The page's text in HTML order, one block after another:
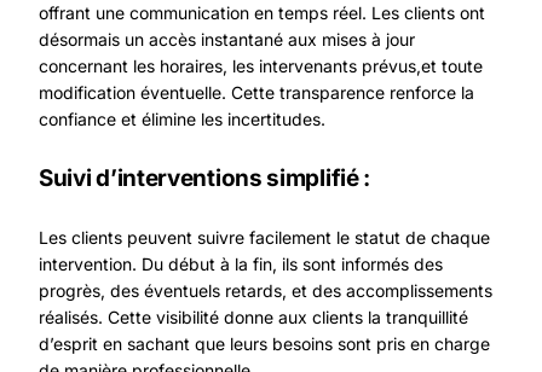
offrant une communication en temps réel. Les clients ont
désormais un accès instantané aux mises à jour
concernant les horaires, les intervenants prévus,et toute
modification éventuelle. Cette transparence renforce la
confiance et élimine les incertitudes.
Suivi d’interventions simplifié :
Les clients peuvent suivre facilement le statut de chaque
intervention. Du début à la fin, ils sont informés des
progrès, des éventuels retards, et des accomplissements
réalisés. Cette visibilité donne aux clients la tranquillité
d’esprit en sachant que leurs besoins sont pris en charge